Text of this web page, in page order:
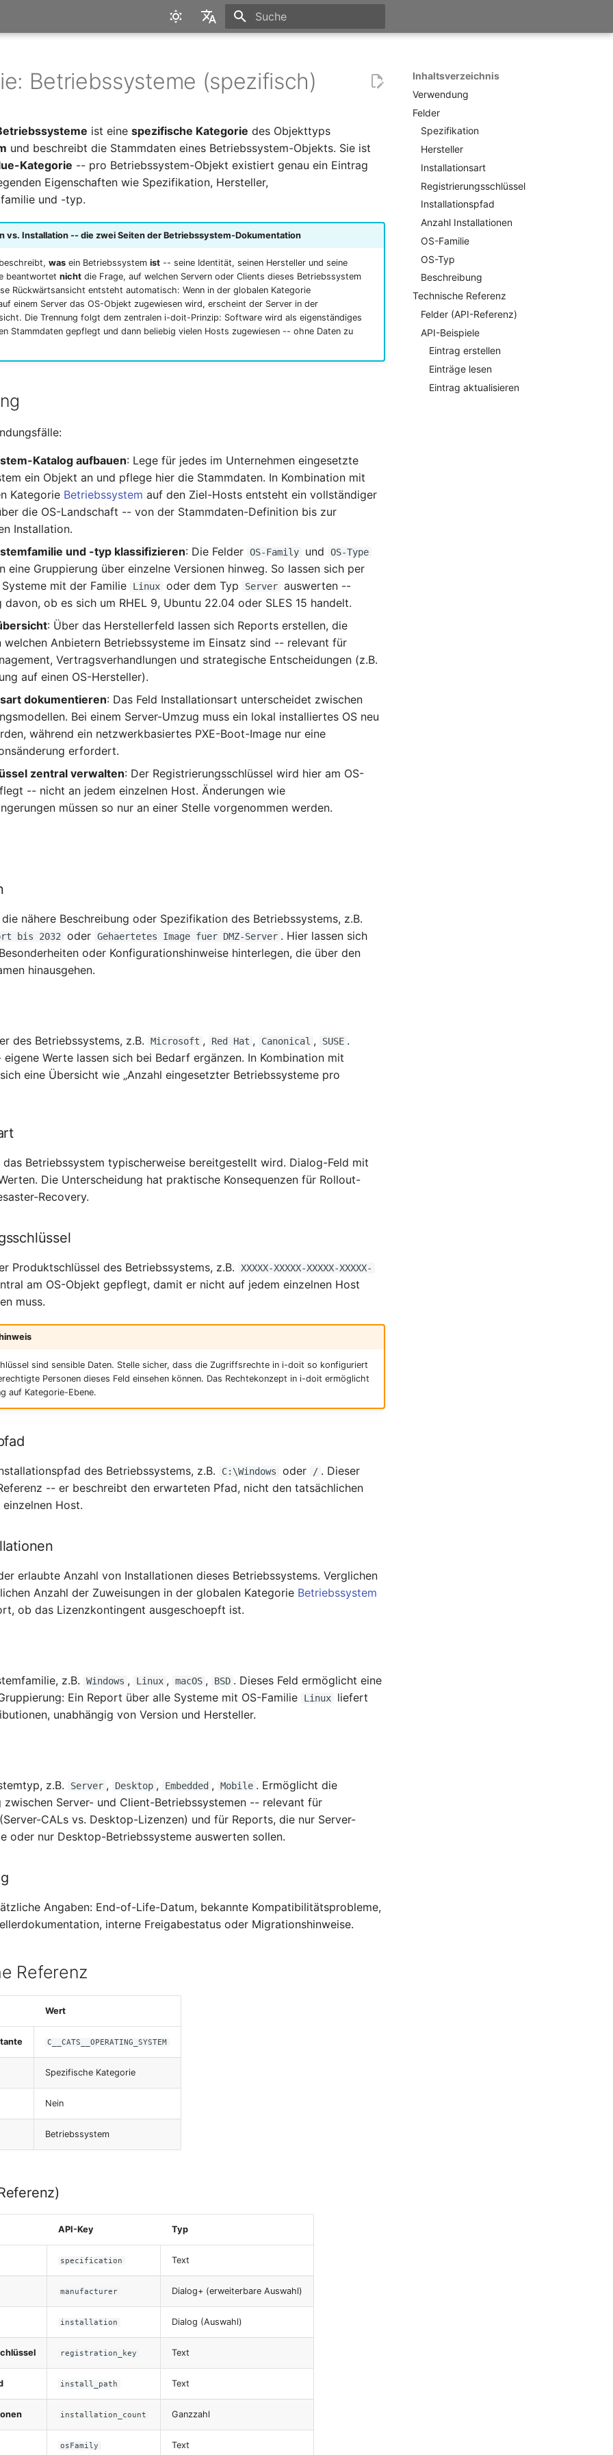
Deutsch
Inhaltsverzeichnis
Verwendung
Felder
Spezifikation
Hersteller
Installationsart
Registrierungsschlüssel
Installationspfad
Anzahl Installationen
OS-Familie
OS-Typ
Beschreibung
Technische Referenz
Felder (API-Referenz)
API-Beispiele
Eintrag erstellen
Einträge lesen
Eintrag aktualisieren
Betriebssysteme (spezifisch)
ist einespezifische Kategorie des Objekttyps
und beschreibt die Stammdaten eines Betriebssystem-Objekts. Sie ist
Kategorie -- pro Betriebssystem-Objekt existiert genau ein Eintrag
Eigenschaften wie Spezifikation, Hersteller,
und -typ.
vs. Installation -- die zwei Seiten der Betriebssystem-Dokumentation
wasein Betriebssystem ist-- seine Identität, seinen Hersteller und seine
beantwortet nichtdie Frage, auf welchen Servern oder Clients dieses Betriebssystem
Rückwärtsansicht entsteht automatisch: Wenn in der globalen Kategorie
einem Server das OS-Objekt zugewiesen wird, erscheint der Server in der
Die Trennung folgt dem zentralen i-doit-Prinzip: Software wird als eigenständiges
Stammdaten gepflegt und dann beliebig vielen Hosts zugewiesen -- ohne Daten zu
Katalog aufbauen: Lege für jedes im Unternehmen eingesetzte
ein Objekt an und pflege hier die Stammdaten. In Kombination mit
Kategorie Betriebssystem auf den Ziel-Hosts entsteht ein vollständiger
die OS-Landschaft -- von der Stammdaten-Definition bis zur
Installation.
und -typ klassifizieren: Die Felder OS-Family und OS-Type
eine Gruppierung über einzelne Versionen hinweg. So lassen sich per
mit der Familie
Linux oder dem Typ Server auswerten --
davon, ob es sich um RHEL 9, Ubuntu 22.04 oder SLES 15 handelt.
: Über das Herstellerfeld lassen sich Reports erstellen, die
welchen Anbietern Betriebssysteme im Einsatz sind -- relevant für
Vertragsverhandlungen und strategische Entscheidungen (z.B.
auf einen OS-Hersteller).
dokumentieren: Das Feld Installationsart unterscheidet zwischen
Bei einem Server-Umzug muss ein lokal installiertes OS neu
während ein netzwerkbasiertes PXE-Boot-Image nur eine
erfordert.
zentral verwalten: Der Registrierungsschlüssel wird hier am OS-
-- nicht an jedem einzelnen Host. Änderungen wie
müssen so nur an einer Stelle vorgenommen werden.
nähere Beschreibung oder Spezifikation des Betriebssystems, z.B.
bis 2032 oder Gehaertetes Image fuer DMZ-Server . Hier lassen sich
oder Konfigurationshinweise hinterlegen, die über den
hinausgehen.
des Betriebssystems, z.B. Microsoft , Red Hat , Canonical , SUSE .
Werte lassen sich bei Bedarf ergänzen. In Kombination mit
eine Übersicht wie „Anzahl eingesetzter Betriebssysteme pro
das Betriebssystem typischerweise bereitgestellt wird. Dialog-Feld mit
Die Unterscheidung hat praktische Konsequenzen für Rollout-
Recovery.
Produktschlüssel des Betriebssystems, z.B.
XXXXX-XXXXX-XXXXX-XXXXX-
am OS-Objekt gepflegt, damit er nicht auf jedem einzelnen Host
muss.
sind sensible Daten. Stelle sicher, dass die Zugriffsrechte in i-doit so konfiguriert
Personen dieses Feld einsehen können. Das Rechtekonzept in i-doit ermöglicht
auf Kategorie-Ebene.
des Betriebssystems, z.B. C:\Windows oder / . Dieser
-- er beschreibt den erwarteten Pfad, nicht den tatsächlichen
Host.
erlaubte Anzahl von Installationen dieses Betriebssystems. Verglichen
Anzahl der Zuweisungen in der globalen Kategorie Betriebssystem
ob das Lizenzkontingent ausgeschoepft ist.
z.B. Windows , Linux , macOS , BSD . Dieses Feld ermöglicht eine
Ein Report über alle Systeme mit OS-Familie
Linux
liefert
unabhängig von Version und Hersteller.
z.B. Server , Desktop , Embedded , Mobile . Ermöglicht die
zwischen Server- und Client-Betriebssystemen -- relevant für
CALs vs. Desktop-Lizenzen) und für Reports, die nur Server-
oder nur Desktop-Betriebssysteme auswerten sollen.
Angaben: End-of-Life-Datum, bekannte Kompatibilitätsprobleme,
interne Freigabestatus oder Migrationshinweise.
Referenz
Wert
C__CATS__OPERATING_SYSTEM
Spezifische Kategorie
Nein
Betriebssystem
API-Key Typ
specification Text
manufacturer Dialog+ (erweiterbare Auswahl)
installation Dialog (Auswahl)
registration_key Text
install_path Text
installation_count Ganzzahl
osFamily Text